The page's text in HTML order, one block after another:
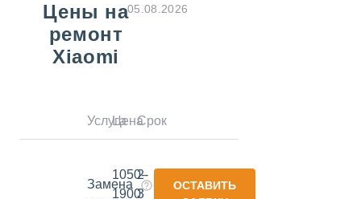
Цены на
ремонт
Xiaomi
05.08.2026
УслугаЦенаСрок
Замена
1050-
1900
2-
3
ОСТАВИТЬ